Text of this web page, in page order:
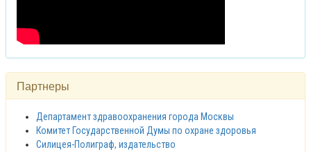
Партнеры
Департамент здравоохранения города Москвы
Комитет Государственной Думы по охране здоровья
Силицея-Полиграф, издательство